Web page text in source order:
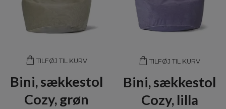
TILFØJ TIL KURV
Bini, sækkestol
Cozy, grøn
TILFØJ TIL KURV
Bini, sækkestol
Cozy, lilla